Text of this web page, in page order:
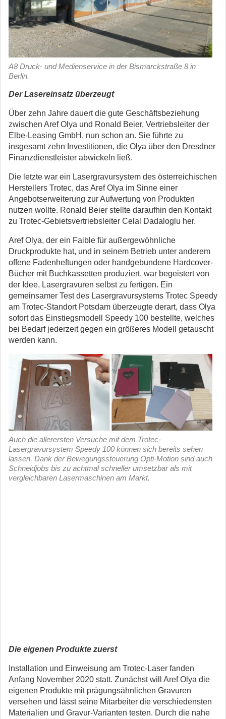
A8 Druck- und Medienservice in der Bismarckstraße 8 in
Berlin.
Der Lasereinsatz überzeugt
Über zehn Jahre dauert die gute Geschäftsbeziehung
zwischen Aref Olya und Ronald Beier, Vertriebsleiter der
Elbe-Leasing GmbH, nun schon an. Sie führte zu
insgesamt zehn Investitionen, die Olya über den Dresdner
Finanzdienstleister abwickeln ließ.
Die letzte war ein Lasergravursystem des österreichischen
Herstellers Trotec, das Aref Olya im Sinne einer
Angebotserweiterung zur Aufwertung von Produkten
nutzen wollte. Ronald Beier stellte daraufhin den Kontakt
zu Trotec-Gebietsvertriebsleiter Celal Dadaloglu her.
Aref Olya, der ein Faible für außergewöhnliche
Druckprodukte hat, und in seinem Betrieb unter anderem
offene Fadenheftungen oder handgebundene Hardcover-
Bücher mit Buchkassetten produziert, war begeistert von
der Idee, Lasergravuren selbst zu fertigen. Ein
gemeinsamer Test des Lasergravursystems Trotec Speedy
am Trotec-Standort Potsdam überzeugte derart, dass Olya
sofort das Einstiegsmodell Speedy 100 bestellte, welches
bei Bedarf jederzeit gegen ein größeres Modell getauscht
werden kann.
Auch die allerersten Versuche mit dem Trotec-
Lasergravursystem Speedy 100 können sich bereits sehen
lassen. Dank der Bewegungssteuerung Opti-Motion sind auch
Schneidjobs bis zu achtmal schneller umsetzbar als mit
vergleichbaren Lasermaschinen am Markt.
Die eigenen Produkte zuerst
Installation und Einweisung am Trotec-Laser fanden
Anfang November 2020 statt. Zunächst will Aref Olya die
eigenen Produkte mit prägungsähnlichen Gravuren
versehen und lässt seine Mitarbeiter die verschiedensten
Materialien und Gravur-Varianten testen. Durch die nahe